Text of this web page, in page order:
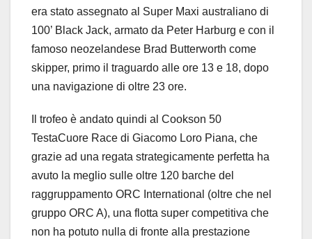
era stato assegnato al Super Maxi australiano di
100’ Black Jack, armato da Peter Harburg e con il
famoso neozelandese Brad Butterworth come
skipper, primo il traguardo alle ore 13 e 18, dopo
una navigazione di oltre 23 ore.
Il trofeo è andato quindi al Cookson 50
TestaCuore Race di Giacomo Loro Piana, che
grazie ad una regata strategicamente perfetta ha
avuto la meglio sulle oltre 120 barche del
raggruppamento ORC International (oltre che nel
gruppo ORC A), una flotta super competitiva che
non ha potuto nulla di fronte alla prestazione